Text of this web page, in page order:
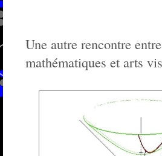
Une autre rencontre entre
mathématiques et arts